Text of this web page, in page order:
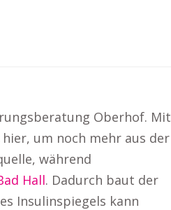
Oberhof. Mit
um noch mehr aus der
während
Hall. Dadurch baut der
Insulinspiegels kann